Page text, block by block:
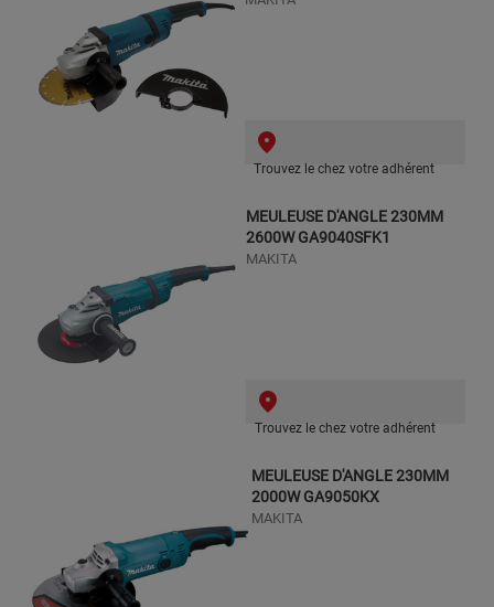
Trouvez le chez votre adhérent
MEULEUSE D'ANGLE 230MM
2600W GA9040SFK1
MAKITA
Trouvez le chez votre adhérent
MEULEUSE D'ANGLE 230MM
2000W GA9050KX
MAKITA